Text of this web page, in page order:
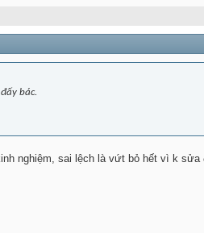
bác.
nghiệm, sai lệch là vứt bỏ hết vì k